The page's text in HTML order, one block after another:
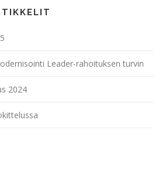
Leader-rahoituksen turvin
2024